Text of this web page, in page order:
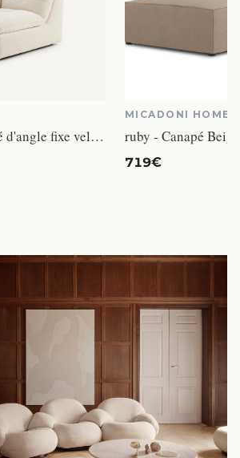
GIULIANO canapé d'angle fixe velours chenille blanc
MICADONI HOME
ruby - Canapé Beige
719€